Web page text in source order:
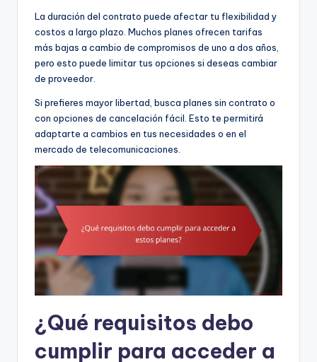
La duración del contrato puede afectar tu flexibilidad y
costos a largo plazo. Muchos planes ofrecen tarifas
más bajas a cambio de compromisos de uno a dos años,
pero esto puede limitar tus opciones si deseas cambiar
de proveedor.
Si prefieres mayor libertad, busca planes sin contrato o
con opciones de cancelación fácil. Esto te permitirá
adaptarte a cambios en tus necesidades o en el
mercado de telecomunicaciones.
¿Qué requisitos debo
cumplir para acceder a